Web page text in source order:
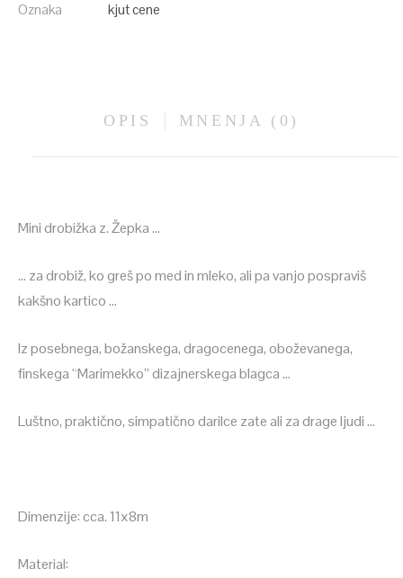
Oznaka kjut cene
OPIS MNENJA (0)
Mini drobižka z. Žepka …
… za drobiž, ko greš po med in mleko, ali pa vanjo pospraviš
kakšno kartico …
Iz posebnega, božanskega, dragocenega, oboževanega,
finskega “Marimekko” dizajnerskega blagca …
Luštno, praktično, simpatično darilce zate ali za drage ljudi …
Dimenzije: cca. 11x8m
Material: